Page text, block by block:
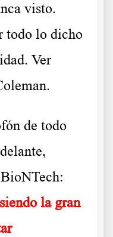
visto.
todo lo dicho
Ver
de todo
la gran